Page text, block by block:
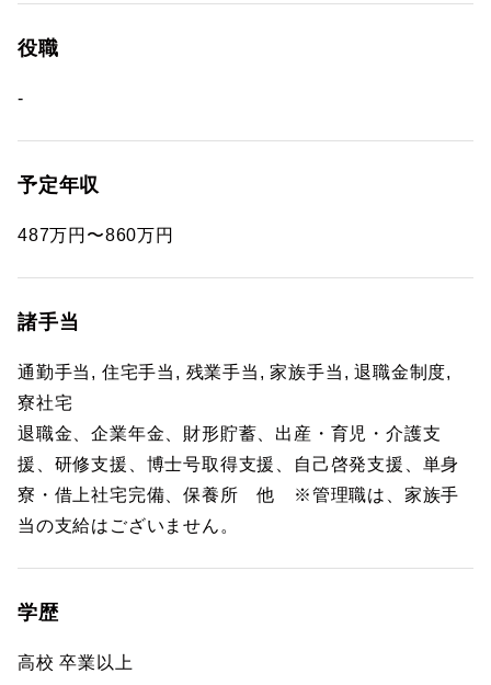
役職
-
予定年収
487万円〜860万円
諸手当
通勤手当, 住宅手当, 残業手当, 家族手当, 退職金制度,
寮社宅
退職金、企業年金、財形貯蓄、出産・育児・介護支
援、研修支援、博士号取得支援、自己啓発支援、単身
寮・借上社宅完備、保養所 他 ※管理職は、家族手
当の支給はございません。
学歴
高校 卒業以上